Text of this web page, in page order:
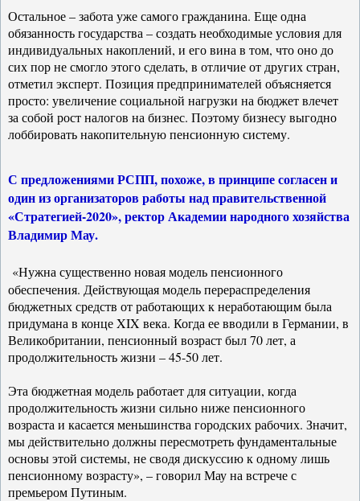
Остальное – забота уже самого гражданина. Еще одна
обязанность государства – создать необходимые условия для
индивидуальных накоплений, и его вина в том, что оно до
сих пор не смогло этого сделать, в отличие от других стран,
отметил эксперт. Позиция предпринимателей объясняется
просто: увеличение социальной нагрузки на бюджет влечет
за собой рост налогов на бизнес. Поэтому бизнесу выгодно
лоббировать накопительную пенсионную систему.
С предложениями РСПП, похоже, в принципе согласен и
один из организаторов работы над правительственной
«Стратегией-2020», ректор Академии народного хозяйства
Владимир Мау.
«Нужна существенно новая модель пенсионного
обеспечения. Действующая модель перераспределения
бюджетных средств от работающих к неработающим была
придумана в конце XIX века. Когда ее вводили в Германии, в
Великобритании, пенсионный возраст был 70 лет, а
продолжительность жизни – 45-50 лет.
Эта бюджетная модель работает для ситуации, когда
продолжительность жизни сильно ниже пенсионного
возраста и касается меньшинства городских рабочих. Значит,
мы действительно должны пересмотреть фундаментальные
основы этой системы, не сводя дискуссию к одному лишь
пенсионному возрасту», – говорил Мау на встрече с
премьером Путиным.